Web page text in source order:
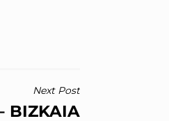
Next Post
BIZKAIA